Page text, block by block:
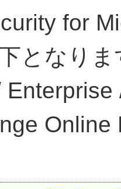
for
となり